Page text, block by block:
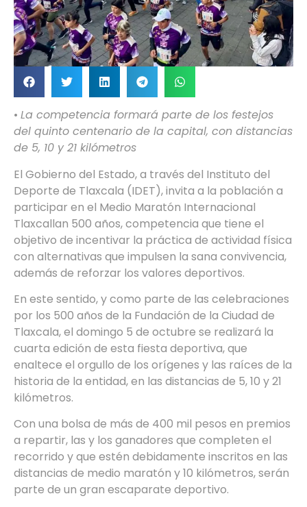
•⁠ ⁠La competencia formará parte de los festejos
del quinto centenario de la capital, con distancias
de 5, 10 y 21 kilómetros
El Gobierno del Estado, a través del Instituto del
Deporte de Tlaxcala (IDET), invita a la población a
participar en el Medio Maratón Internacional
Tlaxcallan 500 años, competencia que tiene el
objetivo de incentivar la práctica de actividad física
con alternativas que impulsen la sana convivencia,
además de reforzar los valores deportivos.
En este sentido, y como parte de las celebraciones
por los 500 años de la Fundación de la Ciudad de
Tlaxcala, el domingo 5 de octubre se realizará la
cuarta edición de esta fiesta deportiva, que
enaltece el orgullo de los orígenes y las raíces de la
historia de la entidad, en las distancias de 5, 10 y 21
kilómetros.
Con una bolsa de más de 400 mil pesos en premios
a repartir, las y los ganadores que completen el
recorrido y que estén debidamente inscritos en las
distancias de medio maratón y 10 kilómetros, serán
parte de un gran escaparate deportivo.